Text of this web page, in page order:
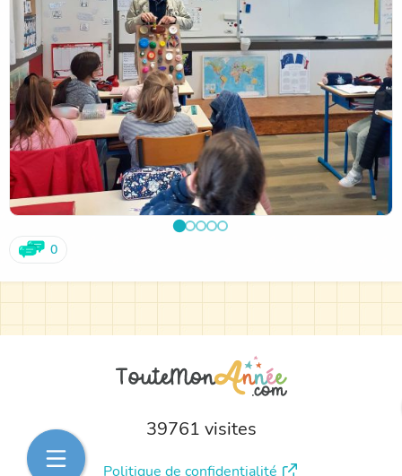
0
39761 visites
Politique de confidentialité